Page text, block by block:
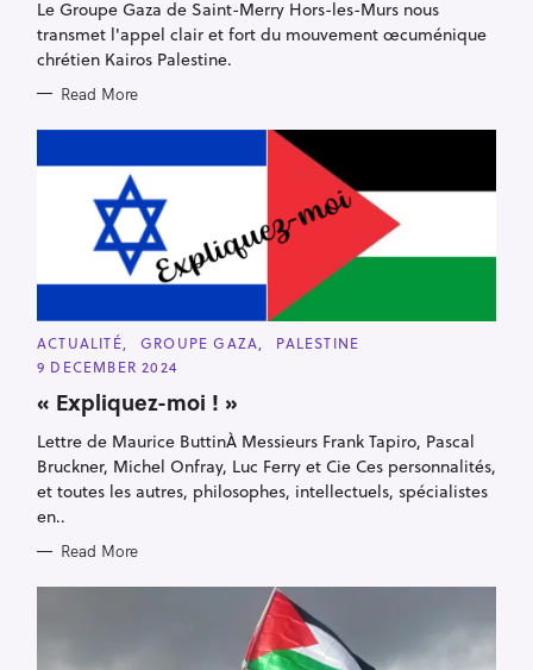
E
S
Le Groupe Gaza de Saint-Merry Hors-les-Murs nous
transmet l'appel clair et fort du mouvement œcuménique
chrétien Kairos Palestine.
Read More
C
T
G
R
I
E
ACTUALITÉ GROUPE GAZA
PALESTINE
9 DECEMBER 2024
« Expliquez-moi ! »
Lettre de Maurice ButtinÀ Messieurs Frank Tapiro, Pascal
Bruckner, Michel Onfray, Luc Ferry et Cie Ces personnalités,
et toutes les autres, philosophes, intellectuels, spécialistes
en..
Read More